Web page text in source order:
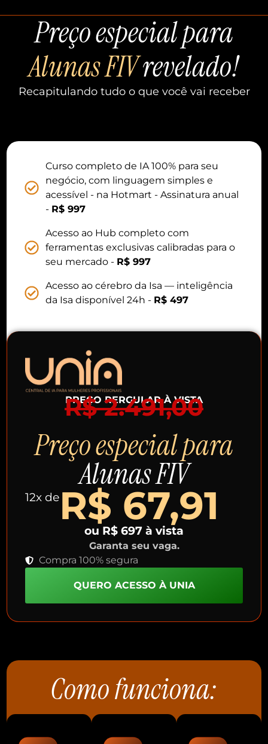
Preço especial para
Alunas FIVrevelado!
Recapitulando tudo o que você vai receber
Curso completo de IA 100% para seu
negócio, com linguagem simples e
acessível - na Hotmart - Assinatura anual
- R$ 997
Acesso ao Hub completo com
ferramentas exclusivas calibradas para o
seu mercado - R$ 997
Acesso ao cérebro da Isa — inteligência
da Isa disponível 24h - R$ 497
PREÇO RERGULAR À VISTA
R$ 2.491,00
Preço especial para
Alunas FIV
12x de R$ 67,91
ou R$ 697 à vista
Garanta seu vaga.
Compra 100% segura
QUERO ACESSO À UNIA
Como funciona: